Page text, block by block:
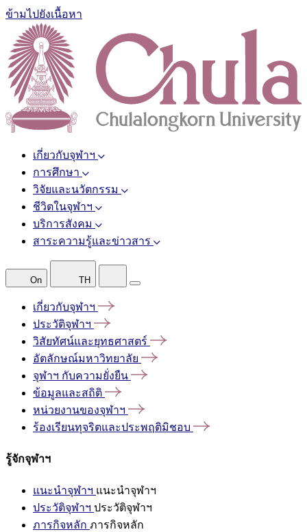
ข้ามไปยังเนื้อหา
เกี่ยวกับจุฬาฯ
การศึกษา
วิจัยและนวัตกรรม
ชีวิตในจุฬาฯ
บริการสังคม
สาระความรู้และข่าวสาร
On TH
เกี่ยวกับจุฬาฯ
ประวัติจุฬาฯ
วิสัยทัศน์และยุทธศาสตร์
อัตลักษณ์มหาวิทยาลัย
จุฬาฯ กับความยั่งยืน
ข้อมูลและสถิติ
หน่วยงานของจุฬาฯ
ร้องเรียนทุจริตและประพฤติมิชอบ
รู้จักจุฬาฯ
แนะนำจุฬาฯ แนะนำจุฬาฯ
ประวัติจุฬาฯ ประวัติจุฬาฯ
ภารกิจหลัก ภารกิจหลัก